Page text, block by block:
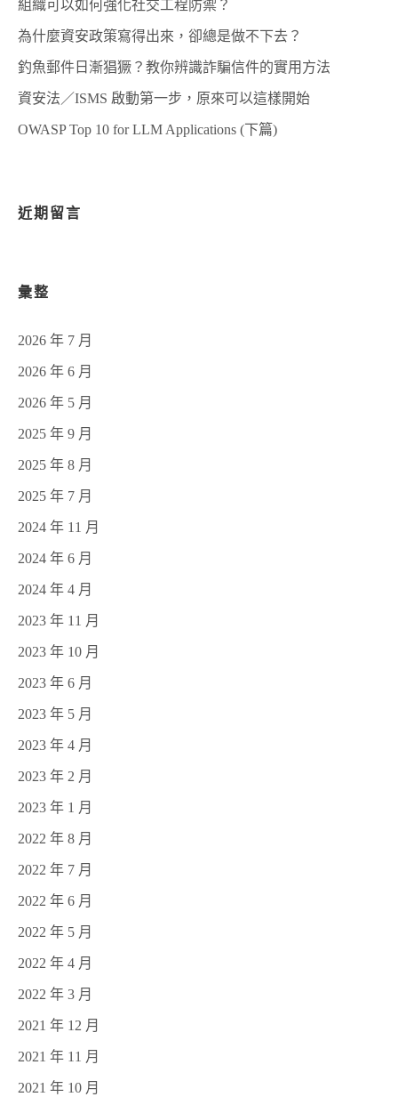
組織可以如何強化社交工程防禦？
為什麼資安政策寫得出來，卻總是做不下去？
釣魚郵件日漸猖獗？教你辨識詐騙信件的實用方法
資安法／ISMS 啟動第一步，原來可以這樣開始
OWASP Top 10 for LLM Applications (下篇)
近期留言
彙整
2026 年 7 月
2026 年 6 月
2026 年 5 月
2025 年 9 月
2025 年 8 月
2025 年 7 月
2024 年 11 月
2024 年 6 月
2024 年 4 月
2023 年 11 月
2023 年 10 月
2023 年 6 月
2023 年 5 月
2023 年 4 月
2023 年 2 月
2023 年 1 月
2022 年 8 月
2022 年 7 月
2022 年 6 月
2022 年 5 月
2022 年 4 月
2022 年 3 月
2021 年 12 月
2021 年 11 月
2021 年 10 月